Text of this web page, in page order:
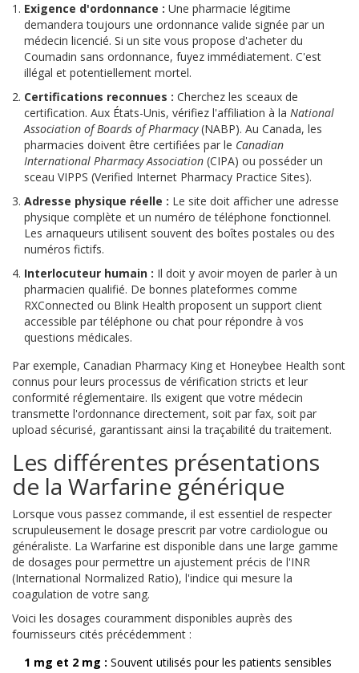
Exigence d'ordonnance : Une pharmacie légitime
demandera toujours une ordonnance valide signée par un
médecin licencié. Si un site vous propose d'acheter du
Coumadin sans ordonnance, fuyez immédiatement. C'est
illégal et potentiellement mortel.
Certifications reconnues : Cherchez les sceaux de
certification. Aux États-Unis, vérifiez l'affiliation à la National
Association of Boards of Pharmacy(NABP). Au Canada, les
pharmacies doivent être certifiées par le Canadian
International Pharmacy Association (CIPA) ou posséder un
sceau VIPPS (Verified Internet Pharmacy Practice Sites).
Adresse physique réelle : Le site doit afficher une adresse
physique complète et un numéro de téléphone fonctionnel.
Les arnaqueurs utilisent souvent des boîtes postales ou des
numéros fictifs.
Interlocuteur humain : Il doit y avoir moyen de parler à un
pharmacien qualifié. De bonnes plateformes comme
RXConnected ou Blink Health proposent un support client
accessible par téléphone ou chat pour répondre à vos
questions médicales.
Par exemple, Canadian Pharmacy King et Honeybee Health sont
connus pour leurs processus de vérification stricts et leur
conformité réglementaire. Ils exigent que votre médecin
transmette l'ordonnance directement, soit par fax, soit par
upload sécurisé, garantissant ainsi la traçabilité du traitement.
Les différentes présentations
de la Warfarine générique
Lorsque vous passez commande, il est essentiel de respecter
scrupuleusement le dosage prescrit par votre cardiologue ou
généraliste. La Warfarine est disponible dans une large gamme
de dosages pour permettre un ajustement précis de l'INR
(International Normalized Ratio), l'indice qui mesure la
coagulation de votre sang.
Voici les dosages couramment disponibles auprès des
fournisseurs cités précédemment :
1 mg et 2 mg : Souvent utilisés pour les patients sensibles